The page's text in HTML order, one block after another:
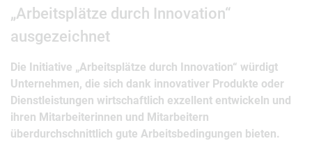
„Arbeitsplätze durch Innovation“
ausgezeichnet
Die Initiative „Arbeitsplätze durch Innovation“ würdigt
Unternehmen, die sich dank innovativer Produkte oder
Dienstleistungen wirtschaftlich exzellent entwickeln und
ihren Mitarbeiterinnen und Mitarbeitern
überdurchschnittlich gute Arbeitsbedingungen bieten.